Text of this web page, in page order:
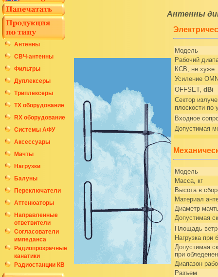
Антенны
СВЧ-антенны
Фильтры
Дуплексеры
Триплексеры
ТХ оборудование
RX оборудование
Системы АФУ
Аксессуары
Мачты
Нагрузки
Балуны
Переключатели
Аттенюаторы
Направленные
ответвители
Согласователи
импеданса
Радиопрозрачные
канатики
Радиостанции КВ
Антенны
Модель
Рабочий
КСВ, не хуже
Усиление
OFFSET, dBi
Сектор
плоскости по
Входное
Допустимая
Модель
Масса, кг
Высота в
Материал
Диаметр
Допустимая
Площадь
Нагрузка при
Допустимая
при
Диапазон
Разъем